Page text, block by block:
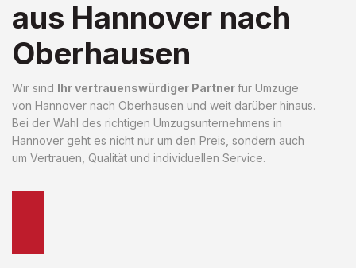
aus Hannover nach
Oberhausen
Wir sind Ihr vertrauenswürdiger Partnerfür Umzüge
von Hannover nach Oberhausen und weit darüber hinaus.
Bei der Wahl des richtigen Umzugsunternehmens in
Hannover geht es nicht nur um den Preis, sondern auch
um Vertrauen, Qualität und individuellen Service.